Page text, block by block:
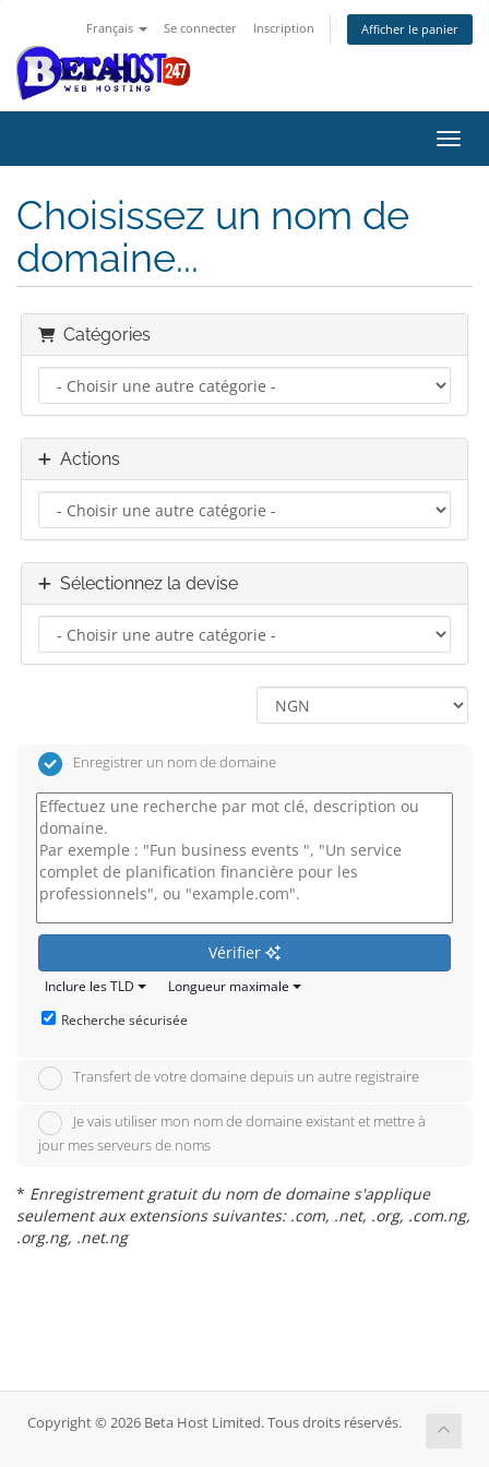
Français Se connecter Inscription Afficher le panier
Choisissez un nom de
domaine...
Catégories
Actions
Sélectionnez la devise
Enregistrer un nom de domaine
Vérifier
Inclure les TLD
Longueur maximale
Recherche sécurisée
Transfert de votre domaine depuis un autre registraire
Je vais utiliser mon nom de domaine existant et mettre à
jour mes serveurs de noms
* Enregistrement gratuit du nom de domaine s'applique
seulement aux extensions suivantes: .com, .net, .org, .com.ng,
.org.ng, .net.ng
Copyright © 2026 Beta Host Limited. Tous droits réservés.